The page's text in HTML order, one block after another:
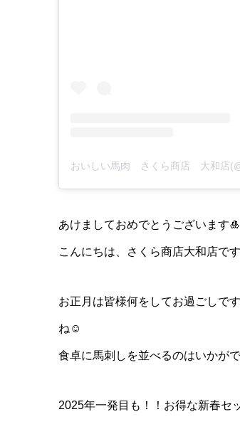
あけましておめでとうございます🎍
こんにちは、さくら商店大和店で
お正月は皆様何をしてお過ごしで
ね☺️
食卓に馬刺しを並べるのはいかが
2025年一発目も！！お得な新春セ